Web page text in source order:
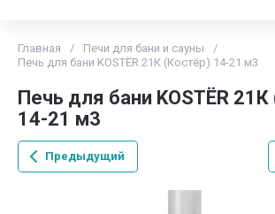
Главная / Печи для бани и сауны
/
Печь для бани KOSTЁR 21К (Костёр) 14-21 м3
Печь для бани KOSTЁR
14-21 м3
Предыдущий